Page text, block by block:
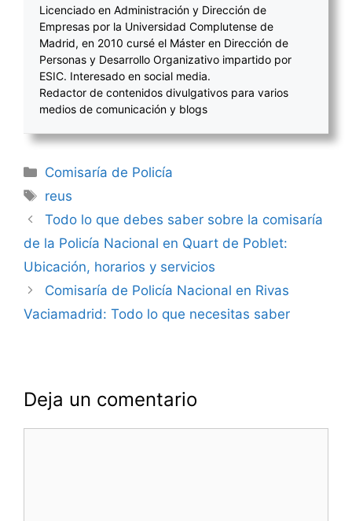
Licenciado en Administración y Dirección de
Empresas por la Universidad Complutense de
Madrid, en 2010 cursé el Máster en Dirección de
Personas y Desarrollo Organizativo impartido por
ESIC. Interesado en social media.
Redactor de contenidos divulgativos para varios
medios de comunicación y blogs
Categorías
Comisaría de Policía
Etiquetas
reus
Navegación
de
Todo lo que debes saber sobre la comisaría
de la Policía Nacional en Quart de Poblet:
Ubicación, horarios y servicios
Comisaría de Policía Nacional en Rivas
Vaciamadrid: Todo lo que necesitas saber
Deja un comentario